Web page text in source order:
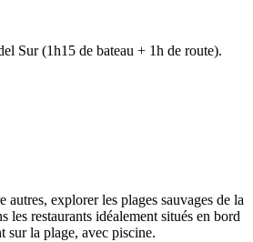
Sur (1h15 de bateau + 1h de route).
explorer les plages sauvages de la
les restaurants idéalement situés en bord
sur la plage, avec piscine.